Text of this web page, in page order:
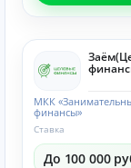
МКК
финансы»
Ставка
До 100 000